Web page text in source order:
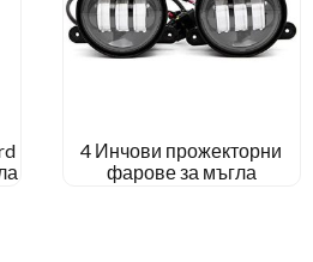
4 Инчови прожекторни
фарове за мъгла